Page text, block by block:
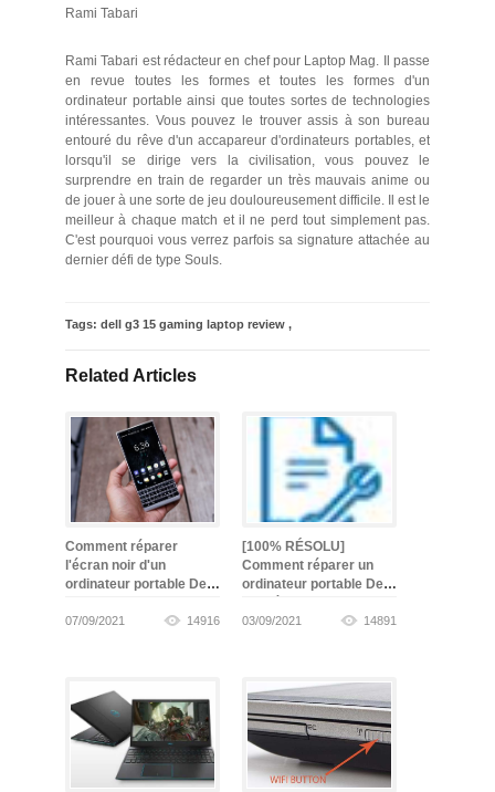
Rami Tabari
Rami Tabari est rédacteur en chef pour Laptop Mag. Il passe
en revue toutes les formes et toutes les formes d'un
ordinateur portable ainsi que toutes sortes de technologies
intéressantes. Vous pouvez le trouver assis à son bureau
entouré du rêve d'un accapareur d'ordinateurs portables, et
lorsqu'il se dirige vers la civilisation, vous pouvez le
surprendre en train de regarder un très mauvais anime ou
de jouer à une sorte de jeu douloureusement difficile. Il est le
meilleur à chaque match et il ne perd tout simplement pas.
C'est pourquoi vous verrez parfois sa signature attachée au
dernier défi de type Souls.
Tags: dell g3 15 gaming laptop review ,
Related Articles
Comment réparer
l'écran noir d'un
ordinateur portable Dell
07/09/2021 14916
[100% RÉSOLU]
Comment réparer un
ordinateur portable Dell
03/09/2021 14891